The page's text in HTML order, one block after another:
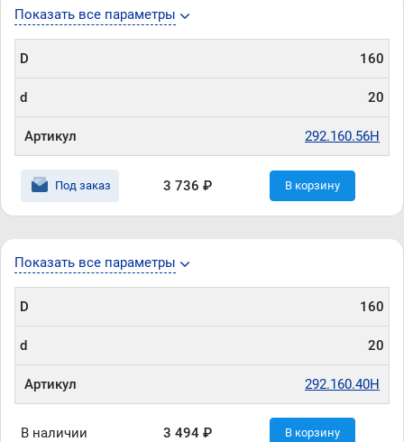
Показать все параметры
D 160
d 20
Артикул 292.160.56H
Под заказ 3 736 ₽ В корзину
Показать все параметры
D 160
d 20
Артикул 292.160.40H
В наличии 3 494 ₽ В корзину